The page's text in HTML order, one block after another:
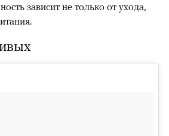
зависит не только от ухода,